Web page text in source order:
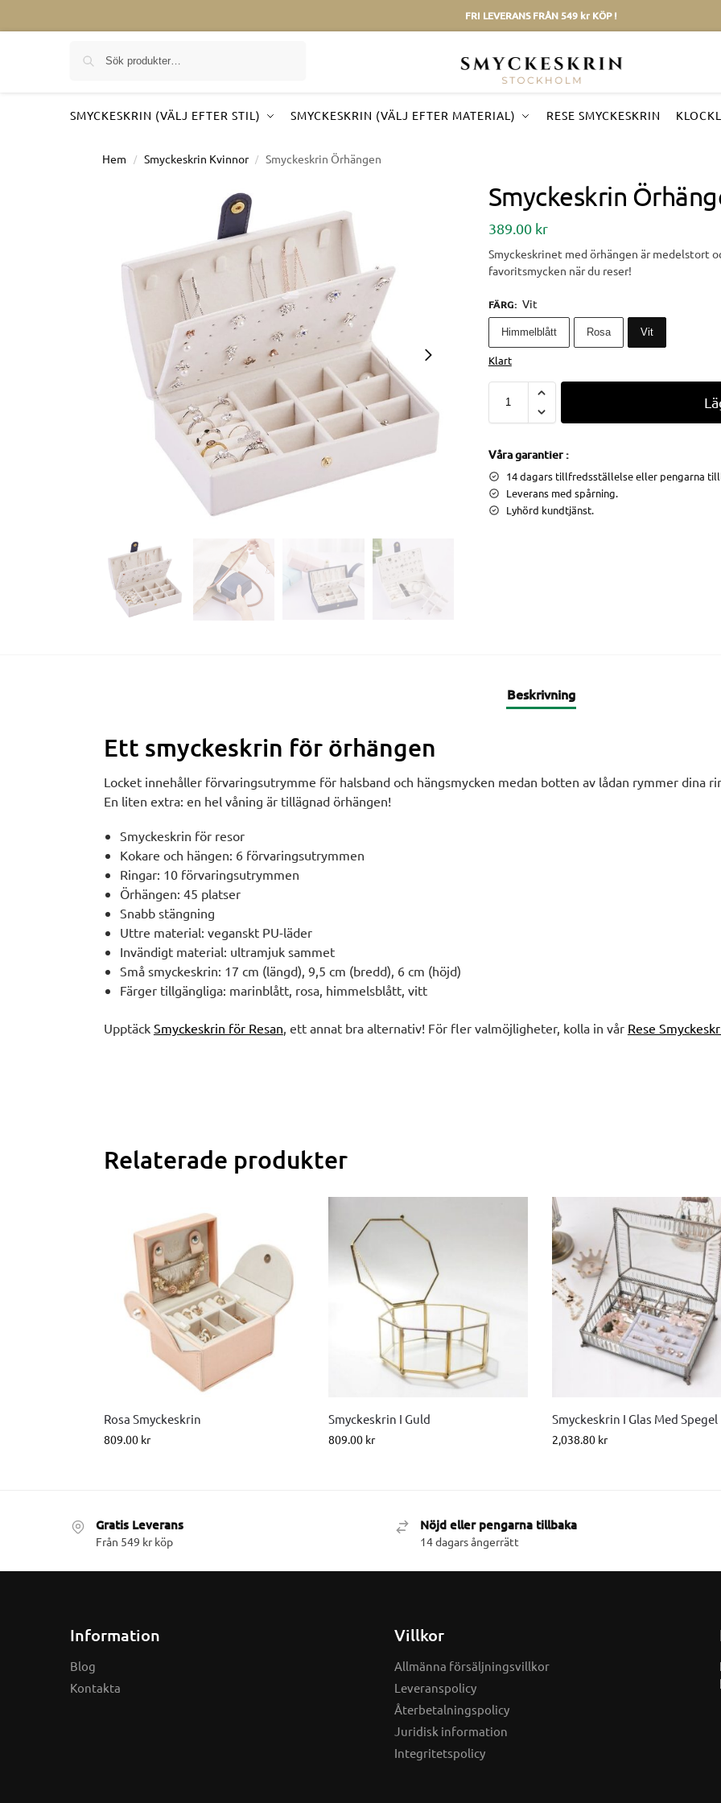
FRI LEVERANS FRÅN 549 kr KÖP !
SMYCKESKRIN (VÄLJ EFTER STIL) SMYCKESKRIN (VÄLJ EFTER MATERIAL) RESE SMYCKESKRIN
Hem / Smyckeskrin Kvinnor / Smyckeskrin Örhängen
Smyckeskrin
389.00 kr
Smyckeskrinet med örhängen är medelstort
favoritsmycken när du reser!
FÄRG: Vit
Himmelblått Rosa Vit
Klart
Våra garantier :
14 dagars tillfredsställelse eller pengarna
Leverans med spårning.
Lyhörd kundtjänst.
Beskrivning
Ett smyckeskrin för örhängen
Locket innehåller förvaringsutrymme för halsband och hängsmycken medan botten av lådan rymmer dina
En liten extra: en hel våning är tillägnad örhängen!
Smyckeskrin för resor
Kokare och hängen: 6 förvaringsutrymmen
Ringar: 10 förvaringsutrymmen
Örhängen: 45 platser
Snabb stängning
Uttre material: veganskt PU-läder
Invändigt material: ultramjuk sammet
Små smyckeskrin: 17 cm (längd), 9,5 cm (bredd), 6 cm (höjd)
Färger tillgängliga: marinblått, rosa, himmelsblått, vitt
Upptäck Smyckeskrin för Resan , ett annat bra alternativ! För fler valmöjligheter, kolla in vår Rese
Relaterade produkter
Rosa Smyckeskrin
809.00 kr
Smyckeskrin I Guld
809.00 kr
Smyckeskrin I Glas Med Spegel
2,038.80 kr
Gratis Leverans
Från 549 kr köp
Nöjd eller pengarna tillbaka
14 dagars ångerrätt
Information
Blog
Kontakta
Villkor
Allmänna försäljningsvillkor
Leveranspolicy
Återbetalningspolicy
Juridisk information
Integritetspolicy